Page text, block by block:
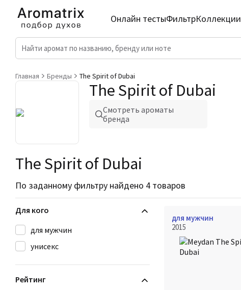
Онлайн тестыФильтрКоллекции
Главная Бренды The Spirit of Dubai
The Spirit of Dubai
Смотреть ароматы
бренда
The Spirit of Dubai
По заданному фильтру найдено 4 товаров
Для кого
для мужчин
унисекс
Рейтинг
для мужчин
2015